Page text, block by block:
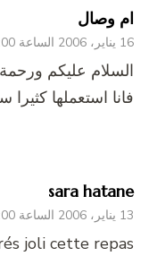
ام وصال
16 يناير، 2006 الساعة 12:00 ص
السلام عليكم
فانا استعملها
sara hatane
13 يناير، 2006 الساعة 12:00 ص
joli cette repas